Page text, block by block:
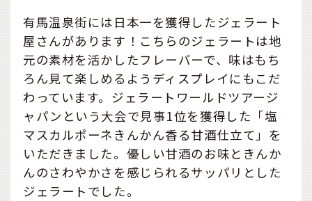
有馬温泉街には日本一を獲得したジェラート
屋さんがあります！こちらのジェラートは地
元の素材を活かしたフレーバーで、味はもち
ろん見て楽しめるようディスプレイにもこだ
わっています。ジェラートワールドツアージ
ャパンという大会で見事1位を獲得した「塩
マスカルポーネきんかん香る甘酒仕立て」を
いただきました。優しい甘酒のお味ときんか
んのさわやかさを感じられるサッパリとした
ジェラートでした。